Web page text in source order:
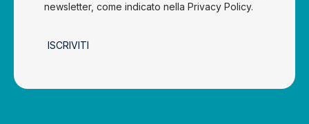
newsletter, come indicato nella Privacy Policy.
ISCRIVITI